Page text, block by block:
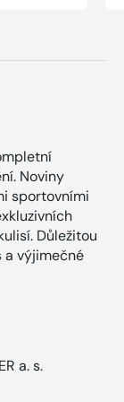
Noviny
sportovními
Důležitou
a výjimečné
a. s.